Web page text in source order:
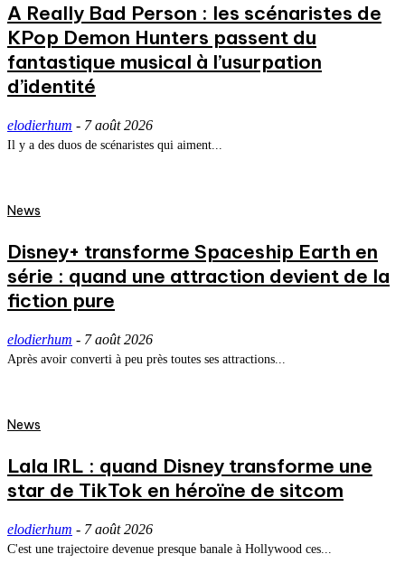
A Really Bad Person : les scénaristes de
KPop Demon Hunters passent du
fantastique musical à l’usurpation
d’identité
elodierhum - 7 août 2026
Il y a des duos de scénaristes qui aiment...
News
Disney+ transforme Spaceship Earth en
série : quand une attraction devient de la
fiction pure
elodierhum - 7 août 2026
Après avoir converti à peu près toutes ses attractions...
News
Lala IRL : quand Disney transforme une
star de TikTok en héroïne de sitcom
elodierhum - 7 août 2026
C'est une trajectoire devenue presque banale à Hollywood ces...